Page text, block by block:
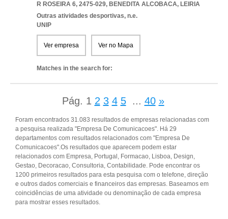
R ROSEIRA 6, 2475-029, BENEDITA ALCOBACA, LEIRIA
Outras atividades desportivas, n.e.
UNIP
Ver empresa Ver no Mapa
Matches in the search for:
Pág. 1 2 3 4 5 ... 40 »
Foram encontrados 31.083 resultados de empresas relacionadas com
a pesquisa realizada "Empresa De Comunicacoes". Há 29
departamentos com resultados relacionados com "Empresa De
Comunicacoes".Os resultados que aparecem podem estar
relacionados com Empresa, Portugal, Formacao, Lisboa, Design,
Gestao, Decoracao, Consultoria, Contabilidade. Pode encontrar os
1200 primeiros resultados para esta pesquisa com o telefone, direção
e outros dados comerciais e financeiros das empresas. Baseamos em
coincidências de uma atividade ou denominação de cada empresa
para mostrar esses resultados.